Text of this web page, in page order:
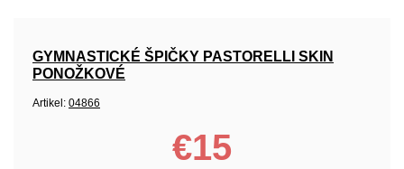
GYMNASTICKÉ ŠPIČKY PASTORELLI SKIN
PONOŽKOVÉ
Artikel: 04866
€15